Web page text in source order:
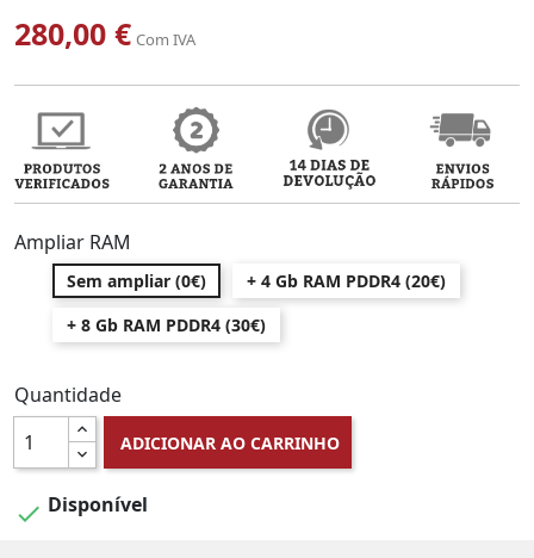
280,00 € Com IVA
Ampliar RAM
Sem ampliar (0€)
+ 4 Gb RAM PDDR4 (20€)
+ 8 Gb RAM PDDR4 (30€)
Quantidade
ADICIONAR AO CARRINHO
 Disponível